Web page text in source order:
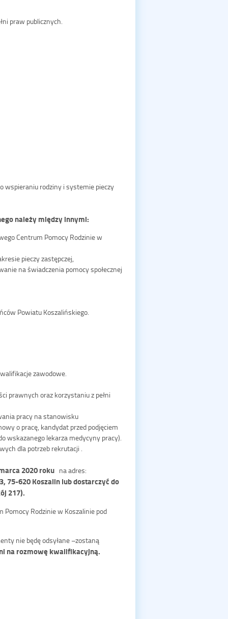
praw publicznych.
wspieraniu rodziny i systemie pieczy
należy między innymi:
Centrum Pomocy Rodzinie w
pieczy zastępczej,
na świadczenia pomocy społecznej
Powiatu Koszalińskiego.
zawodowe.
prawnych oraz korzystaniu z pełni
pracy na stanowisku
o pracę, kandydat przed podjęciem
wskazanego lekarza medycyny pracy).
dla potrzeb rekrutacji .
2020 roku na adres:
75-620 Koszalin lub dostarczyć do
217).
Pomocy Rodzinie w Koszalinie pod
nie będę odsyłane –zostaną
na rozmowę kwalifikacyjną.